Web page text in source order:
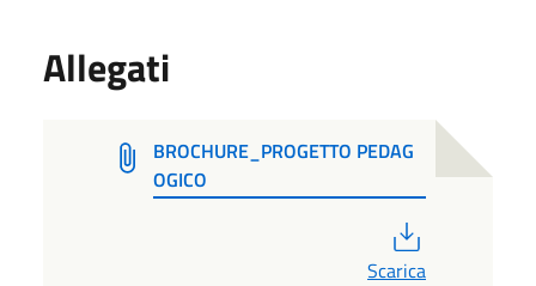
Allegati
BROCHURE_PROGETTO PEDAG
OGICO
Scarica